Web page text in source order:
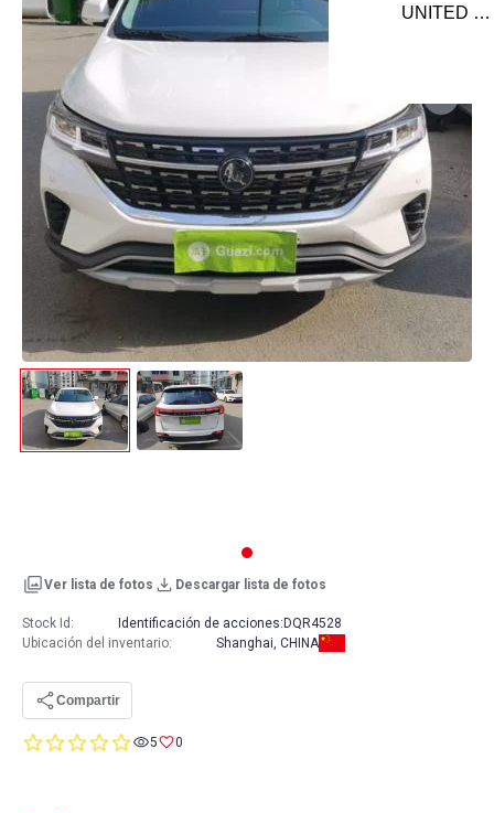
Ver lista de fotos Descargar lista de fotos
0.05 0
Stock Id: Identificación de acciones: DQR4528
Ubicación del inventario: Shanghai, CHINA
Compartir